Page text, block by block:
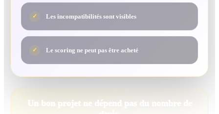
✓ Les incompatibilités sont visibles
✓ Le scoring ne peut pas être acheté
Un bon projet ne dépend pas du nombre de